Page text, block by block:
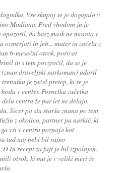
Vse skupaj se je dogajalo v
Modiana. Pred vhodom ju je
da brez mask ne moreta v
ozmerjati in jeb... mater in začela z
6-mesečni otrok, porivat
in s tem povzročil, da se je
draveljski narkoman) udaril
je začel pretep, ki se je
v center. Posnetka začetka
centra že par let ne delajo.
Sicer pa sta starša znana po tem
z okolico, partner pa narkič, ki
vsi v centru poznajo kot
tud naj nebi bil rajno
In recept za fajt je bil izpolnjen.
otrok, ki mu je v veliki meri že